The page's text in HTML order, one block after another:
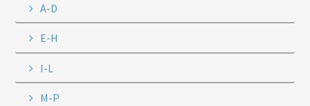
A-D
E-H
I-L
M-P